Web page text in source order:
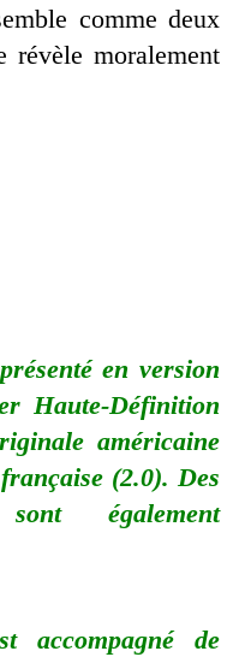
comme deux
révèle moralement
en version
Haute-Définition
américaine
(2.0). Des
également
accompagné de